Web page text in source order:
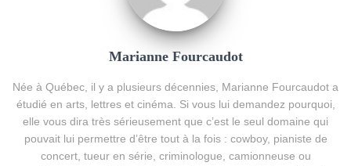
Marianne Fourcaudot
Née à Québec, il y a plusieurs décennies, Marianne Fourcaudot a
étudié en arts, lettres et cinéma. Si vous lui demandez pourquoi,
elle vous dira très sérieusement que c’est le seul domaine qui
pouvait lui permettre d’être tout à la fois : cowboy, pianiste de
concert, tueur en série, criminologue, camionneuse ou